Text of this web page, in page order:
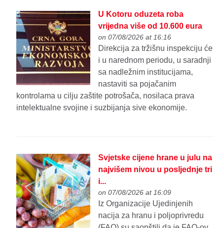
U Kotoru oduzeta roba
vrijedna više od 10.600 eura
on 07/08/2026 at 16:16
Direkcija za tržišnu inspekciju će
i u narednom periodu, u saradnji
sa nadležnim institucijama,
nastaviti sa pojačanim
kontrolama u cilju zaštite potrošača, nosilaca prava
intelektualne svojine i suzbijanja sive ekonomije.
Svjetske cijene hrane u julu na
najvišem nivou u posljednje tri
i...
on 07/08/2026 at 16:09
Iz Organizacije Ujedinjenih
nacija za hranu i poljoprivredu